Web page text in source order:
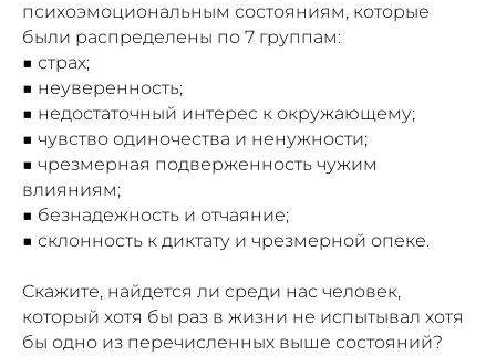
психоэмоциональным состояниям, которые
были распределены по 7 группам:
■ страх;
■ неуверенность;
■ недостаточный интерес к окружающему;
■ чувство одиночества и ненужности;
■ чрезмерная подверженность чужим
влияниям;
■ безнадежность и отчаяние;
■ склонность к диктату и чрезмерной опеке.
Скажите, найдется ли среди нас человек,
который хотя бы раз в жизни не испытывал хотя
бы одно из перечисленных выше состояний?